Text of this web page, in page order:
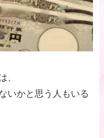
、
いかと思う人もいる